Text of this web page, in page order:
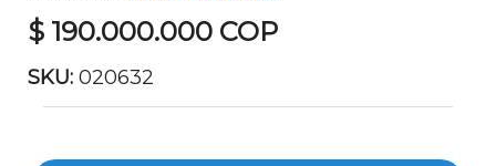
$ 190.000.000 COP
SKU: 020632